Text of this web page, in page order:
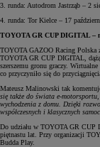
3. runda: Autodrom Jastrząb – 2
4. runda: Tor Kielce – 17
TOYOTA GR CUP DIGITAL –
TOYOTA GAZOO Racing Polska
TOYOTA GR CUP DIGITAL,
szerszemu gronu graczy.
co przyczyniło się do
Mateusz Malinowski tak
się także do świata e-
wychodzenia z domu. Dzięki
współczesnych i klasycznych
Do udziału w TOYOTA GR CUP
piętnastu lat. Przy organizacji
Budda Play.